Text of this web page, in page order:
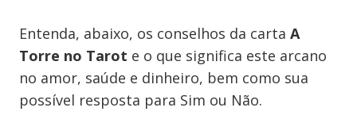
Entenda, abaixo, os conselhos da carta A
Torre no Tarot e o que significa este arcano
no amor, saúde e dinheiro, bem como sua
possível resposta para Sim ou Não.